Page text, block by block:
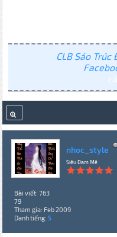
CLB Sáo Trúc
nhoc_style
Siêu Đam Mê
Bài viết: 763
79
Tham gia: Feb 2009
Danh tiếng: 5